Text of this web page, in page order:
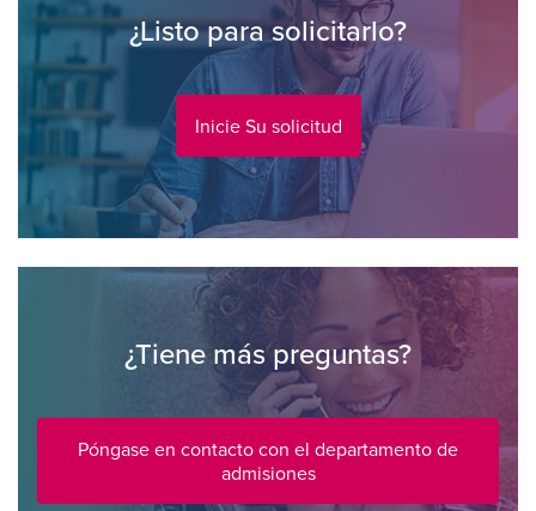
¿Listo para solicitarlo?
Inicie Su solicitud
¿Tiene más preguntas?
Póngase en contacto con el departamento de
admisiones